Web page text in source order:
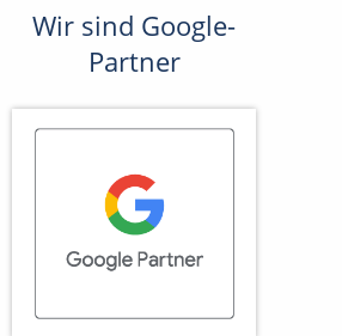
Wir sind Google-
Partner